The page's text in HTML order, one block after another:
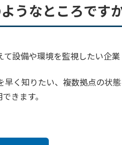
うなところです
設備や環境を監視したい企業
く知りたい、複数拠点の状
きます。